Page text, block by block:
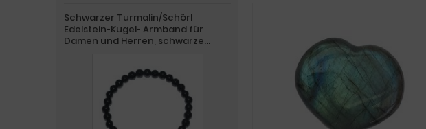
Schwarzer Turmalin/Schörl
Edelstein-Kugel- Armband für
Damen und Herren, schwarze
Schutzarmband für den Alltag